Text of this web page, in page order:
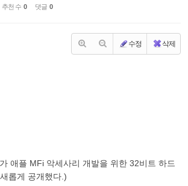
추천 수 0 댓글 0
수정 삭제